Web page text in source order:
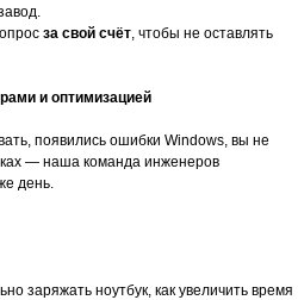
за свой счёт, чтобы не оставлять
и оптимизацией
появились ошибки Windows, вы не
— наша команда инженеров
день.
заряжать ноутбук, как увеличить время